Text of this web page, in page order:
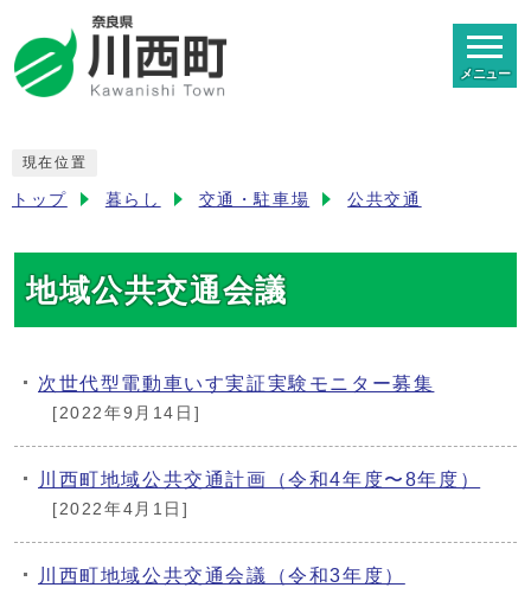
メニュー
現在位置
トップ 暮らし 交通・駐車場 公共交通
地域公共交通会議
次世代型電動車いす実証実験モニター募集
[2022年9月14日]
川西町地域公共交通計画（令和4年度〜8年度）
[2022年4月1日]
川西町地域公共交通会議（令和3年度）